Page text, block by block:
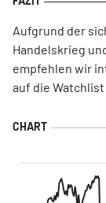
Aufgrund der
Handelskrieg
empfehlen wir
auf die Watchlist